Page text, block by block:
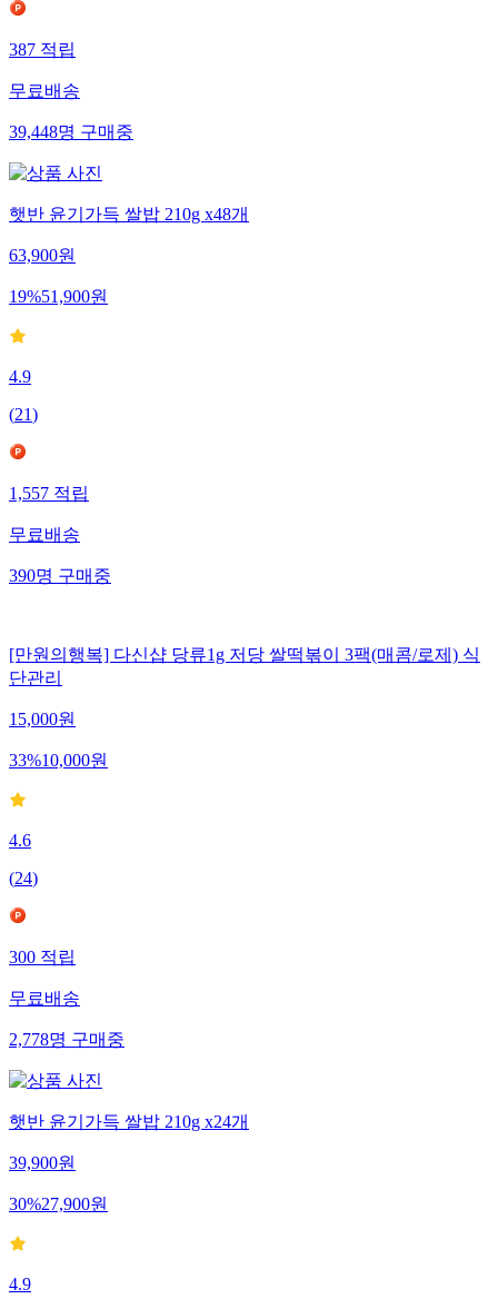
387 적립
무료배송
39,448명 구매중
햇반 윤기가득 쌀밥 210g x48개
63,900원
19%51,900원
4.9
(21)
1,557 적립
무료배송
390명 구매중
[만원의행복] 다신샵 당류1g 저당 쌀떡볶이 3팩(매콤/로제) 식
단관리
15,000원
33%10,000원
4.6
(24)
300적립
무료배송
2,778명구매중
햇반 윤기가득 쌀밥 210g x24개
39,900원
30%27,900원
4.9